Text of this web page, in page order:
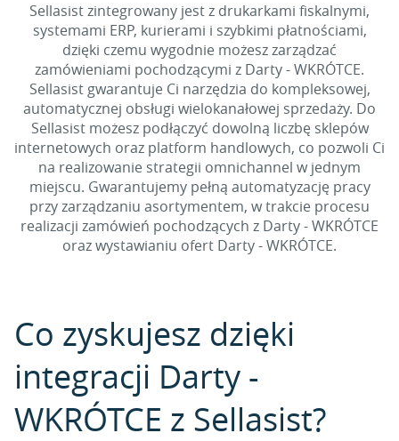
Sellasist zintegrowany jest z drukarkami fiskalnymi,
systemami ERP, kurierami i szybkimi płatnościami,
dzięki czemu wygodnie możesz zarządzać
zamówieniami pochodzącymi z Darty - WKRÓTCE.
Sellasist gwarantuje Ci narzędzia do kompleksowej,
automatycznej obsługi wielokanałowej sprzedaży. Do
Sellasist możesz podłączyć dowolną liczbę sklepów
internetowych oraz platform handlowych, co pozwoli Ci
na realizowanie strategii omnichannel w jednym
miejscu. Gwarantujemy pełną automatyzację pracy
przy zarządzaniu asortymentem, w trakcie procesu
realizacji zamówień pochodzących z Darty - WKRÓTCE
oraz wystawianiu ofert Darty - WKRÓTCE.
Co zyskujesz dzięki
integracji Darty -
WKRÓTCE z Sellasist?